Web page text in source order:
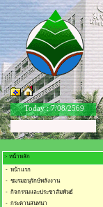
Today :7/08/2569
> หน้าหลัก
- หน้าแรก
- ชมรมอนุรักษ์พลังงาน
- กิจกรรมและประชาสัมพันธ์
- กระดานสนทนา